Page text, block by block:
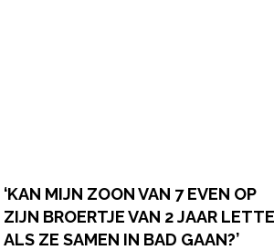
‘KAN MIJN ZOON VAN 7 EVEN OP
ZIJN BROERTJE VAN 2 JAAR
ALS ZE SAMEN IN BAD GAAN?’